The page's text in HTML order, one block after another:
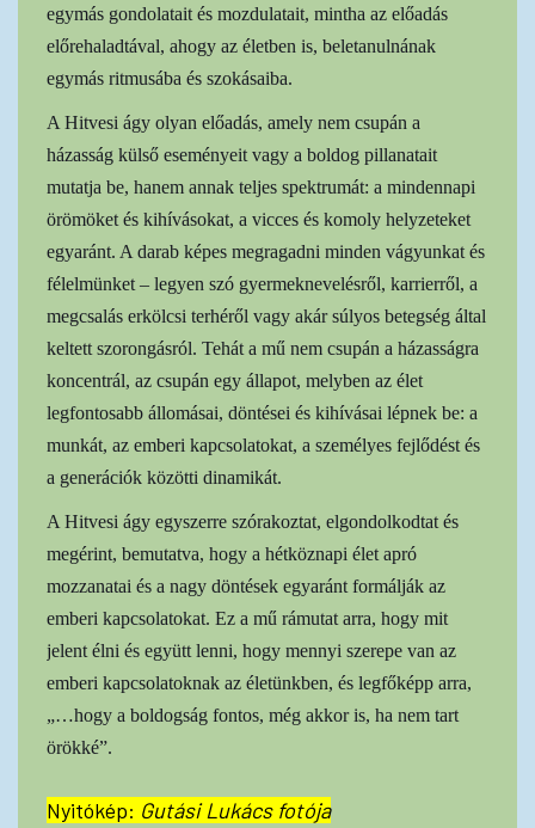
egymás gondolatait és mozdulatait, mintha az előadás
előrehaladtával, ahogy az életben is, beletanulnának
egymás ritmusába és szokásaiba.
A Hitvesi ágy olyan előadás, amely nem csupán a
házasság külső eseményeit vagy a boldog pillanatait
mutatja be, hanem annak teljes spektrumát: a mindennapi
örömöket és kihívásokat, a vicces és komoly helyzeteket
egyaránt. A darab képes megragadni minden vágyunkat és
félelmünket – legyen szó gyermeknevelésről, karrierről, a
megcsalás erkölcsi terhéről vagy akár súlyos betegség által
keltett szorongásról. Tehát a mű nem csupán a házasságra
koncentrál, az csupán egy állapot, melyben az élet
legfontosabb állomásai, döntései és kihívásai lépnek be: a
munkát, az emberi kapcsolatokat, a személyes fejlődést és
a generációk közötti dinamikát.
A Hitvesi ágy egyszerre szórakoztat, elgondolkodtat és
megérint, bemutatva, hogy a hétköznapi élet apró
mozzanatai és a nagy döntések egyaránt formálják az
emberi kapcsolatokat. Ez a mű rámutat arra, hogy mit
jelent élni és együtt lenni, hogy mennyi szerepe van az
emberi kapcsolatoknak az életünkben, és legfőképp arra,
„…hogy a boldogság fontos, még akkor is, ha nem tart
örökké”.
Nyitókép: Gutási Lukács fotója